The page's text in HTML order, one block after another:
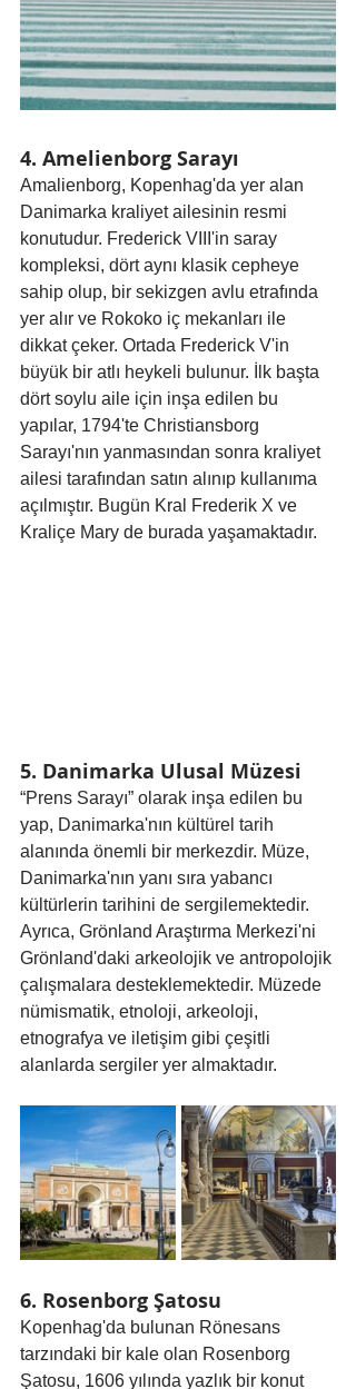
4. Amelienborg Sarayı
Amalienborg, Kopenhag'da yer alan
Danimarka kraliyet ailesinin resmi
konutudur. Frederick VIII'in saray
kompleksi, dört aynı klasik cepheye
sahip olup, bir sekizgen avlu etrafında
yer alır ve Rokoko iç mekanları ile
dikkat çeker. Ortada Frederick V'in
büyük bir atlı heykeli bulunur. İlk başta
dört soylu aile için inşa edilen bu
yapılar, 1794'te Christiansborg
Sarayı'nın yanmasından sonra kraliyet
ailesi tarafından satın alınıp kullanıma
açılmıştır. Bugün Kral Frederik X ve
Kraliçe Mary de burada yaşamaktadır.
5. Danimarka Ulusal Müzesi
“Prens Sarayı” olarak inşa edilen bu
yap, Danimarka'nın kültürel tarih
alanında önemli bir merkezdir. Müze,
Danimarka'nın yanı sıra yabancı
kültürlerin tarihini de sergilemektedir.
Ayrıca, Grönland Araştırma Merkezi'ni
Grönland'daki arkeolojik ve antropolojik
çalışmalara desteklemektedir. Müzede
nümismatik, etnoloji, arkeoloji,
etnografya ve iletişim gibi çeşitli
alanlarda sergiler yer almaktadır.
6. Rosenborg Şatosu
Kopenhag'da bulunan Rönesans
tarzındaki bir kale olan Rosenborg
Şatosu, 1606 yılında yazlık bir konut